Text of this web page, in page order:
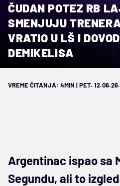
ČUDAN POTEZ RB
SMENJUJU
VRATIO U LŠ I
DEMIKELISA
VREME ČITANJA: 4MIN | PET.
Argentinac ispao sa
Segundu, ali to